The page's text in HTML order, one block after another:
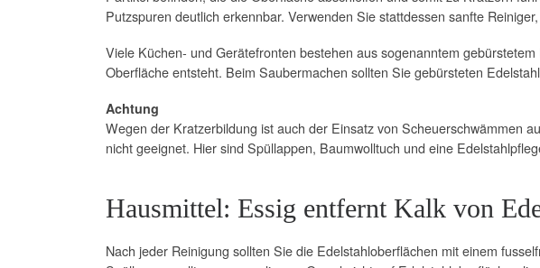
Putzspuren deutlich erkennbar. Verwenden Sie stattdessen sanfte
Viele Küchen- und Gerätefronten bestehen aus sogenanntem
Oberfläche entsteht. Beim Saubermachen sollten Sie gebürsteten
Achtung
Wegen der Kratzerbildung ist auch der Einsatz von Scheuerschwämmen
nicht geeignet. Hier sind Spüllappen, Baumwolltuch und eine
Hausmittel: Essig entfernt Kalk von
Nach jeder Reinigung sollten Sie die Edelstahloberflächen mit einem